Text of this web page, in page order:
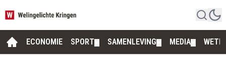
ECONOMIE SPORT SAMENLEVING MEDIA